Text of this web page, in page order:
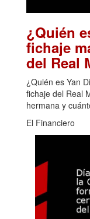
¿Quién
fichaje
del Real
¿Quién es Yan
fichaje del Real
hermana y
El Financiero